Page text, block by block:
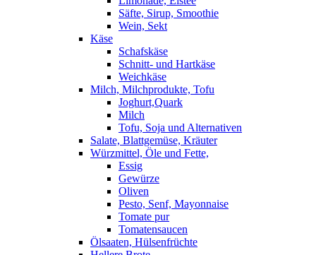
Säfte, Sirup, Smoothie
Wein, Sekt
Käse
Schafskäse
Schnitt- und Hartkäse
Weichkäse
Milch, Milchprodukte, Tofu
Joghurt,Quark
Milch
Tofu, Soja und Alternativen
Salate, Blattgemüse, Kräuter
Würzmittel, Öle und Fette,
Essig
Gewürze
Oliven
Pesto, Senf, Mayonnaise
Tomate pur
Tomatensaucen
Ölsaaten, Hülsenfrüchte